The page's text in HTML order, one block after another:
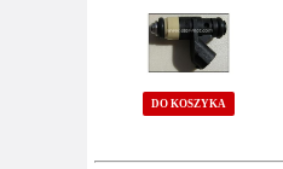
DO KOSZYKA